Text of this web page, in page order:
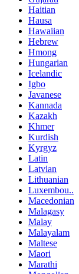
Haitian
Hausa
Hawaiian
Hebrew
Hmong
Hungarian
Icelandic
Igbo
Javanese
Kannada
Kazakh
Khmer
Kurdish
Kyrgyz
Latin
Latvian
Lithuanian
Luxembou..
Macedonian
Malagasy
Malay
Malayalam
Maltese
Maori
Marathi